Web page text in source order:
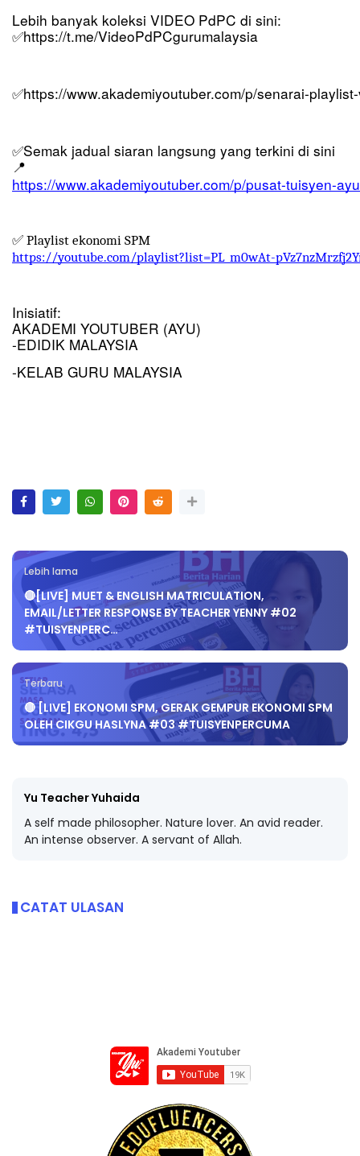
Lebih banyak koleksi VIDEO PdPC di sini:
✅https://t.me/VideoPdPCgurumalaysia
✅https://www.akademiyoutuber.com/p/senarai-
✅Semak jadual siaran langsung yang terkini di sini
📍
https://www.akademiyoutuber.com/p/pusat-tuisyen-
✅ Playlist ekonomi SPM
https://youtube.com/playlist?list=PL_m0wAt-
Inisiatif:
AKADEMI YOUTUBER (AYU)
-EDIDIK MALAYSIA
-KELAB GURU MALAYSIA
Lebih lama
🔴[LIVE] MUET & ENGLISH MATRICULATION,
EMAIL/LETTER RESPONSE BY TEACHER YENNY #02
#TUISYENPERC…
Terbaru
🔴 [LIVE] EKONOMI SPM, GERAK GEMPUR EKONOMI SPM
OLEH CIKGU HASLYNA #03 #TUISYENPERCUMA
Yu Teacher Yuhaida
A self made philosopher. Nature lover. An avid reader.
An intense observer. A servant of Allah.
CATAT ULASAN